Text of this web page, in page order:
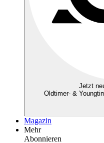
Jetzt
Oldtimer- &
Magazin
Mehr
Abonnieren